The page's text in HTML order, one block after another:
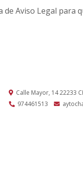
de Aviso Legal para
Calle Mayor, 1422233
974461513